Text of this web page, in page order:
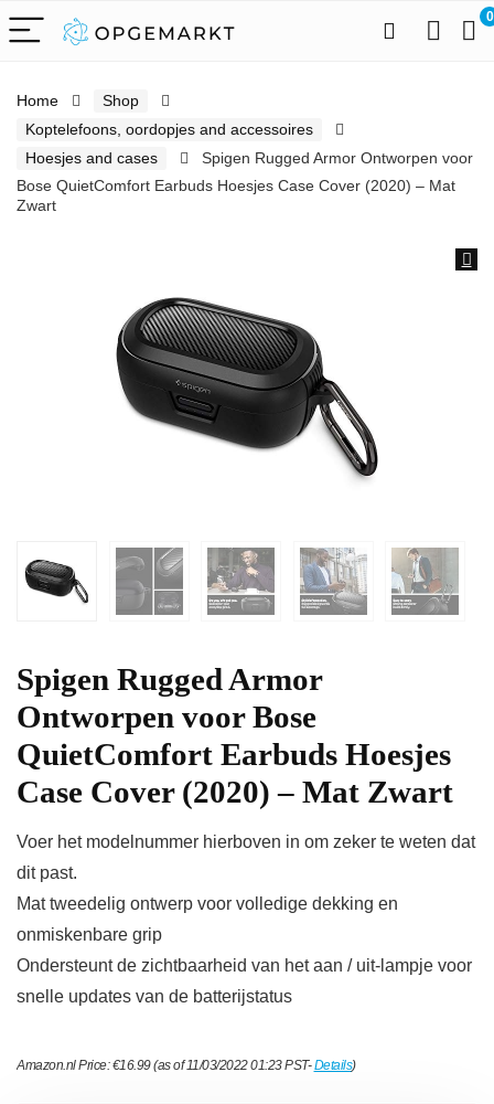
0
Home
Shop
Koptelefoons, oordopjes and accessoires
Hoesjes and cases
Spigen Rugged Armor Ontworpen voor
Bose QuietComfort Earbuds Hoesjes Case Cover (2020) – Mat
Zwart
Spigen Rugged Armor
Ontworpen voor Bose
QuietComfort Earbuds Hoesjes
Case Cover (2020) – Mat Zwart
Voer het modelnummer hierboven in om zeker te weten dat
dit past.
Mat tweedelig ontwerp voor volledige dekking en
onmiskenbare grip
Ondersteunt de zichtbaarheid van het aan / uit-lampje voor
snelle updates van de batterijstatus
Amazon.nl Price:€16.99(as of 11/03/2022 01:23 PST-Details)